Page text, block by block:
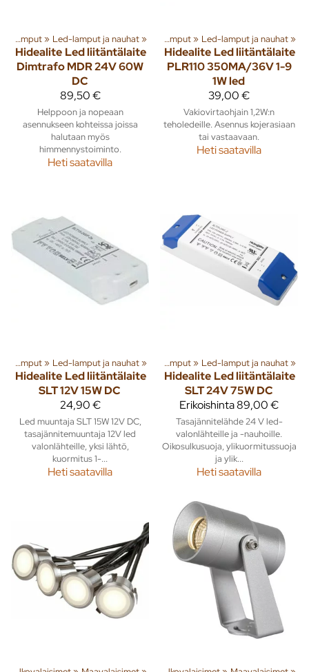
Valaisimet ja lamput‪» Led-lamput ja nauhat‪»
Hidealite Led liitäntälaite
Dimtrafo MDR 24V 60W
DC
89,50 €
Helppoon ja nopeaan
asennukseen kohteissa joissa
halutaan myös
himmennystoiminto.
Heti saatavilla
ja tuotteita‪»Rakenna‪» Valaisimet ja lamput‪» Led-lamput ja nauhat‪»
Hidealite Led liitäntälaite
PLR110 350MA/36V 1-9
1W led
39,00 €
Vakiovirtaohjain 1,2W:n
teholedeille. Asennus kojerasiaan
tai vastaavaan.
Heti saatavilla
Valaisimet ja lamput‪» Led-lamput ja nauhat‪»
Hidealite Led liitäntälaite
SLT 12V 15W DC
24,90 €
Led muuntaja SLT 15W 12V DC,
tasajännitemuuntaja 12V led
valonlähteille, yksi lähtö,
kuormitus 1-...
Heti saatavilla
ja tuotteita ‪»Rakenna‪» Valaisimet ja lamput‪» Led-lamput ja nauhat‪»
Hidealite Led liitäntälaite
SLT 24V 75W DC
Erikoishinta89,00 €
Tasajännitelähde 24 V led-
valonlähteille ja -nauhoille.
Oikosulkusuoja, ylikuormitussuoja
ja ylik...
Heti saatavilla